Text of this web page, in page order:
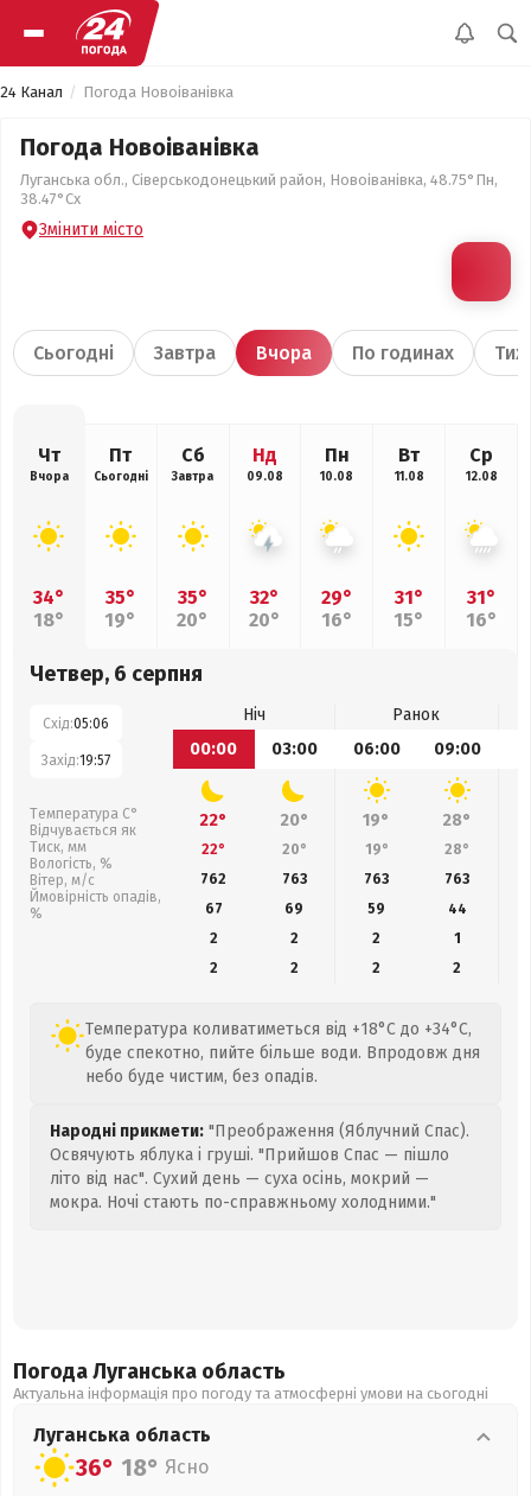
24 Канал Погода Новоіванівка
Погода Новоіванівка
Луганська обл., Сіверськодонецький район, Новоіванівка, 48.75°Пн,
38.47°Сх
Змінити місто
Сьогодні Завтра Вчора По годинах
Чт
Вчора
34°
18°
Пт
Сьогодні
35°
19°
Сб
Завтра
35°
20°
Нд
09.08
32°
20°
Пн
10.08
29°
16°
Вт
11.08
31°
15°
Ср
12.08
31°
16°
Четвер, 6 серпня
Схід:05:06
Захід:19:57
Температура С°
Відчувається як
Тиск, мм
Вологість, %
Вітер, м/с
Ймовірність опадів,
%
Ніч
Ранок
00:00
03:00 06:00 09:00
22° 20° 19° 28°
22° 20° 19° 28°
762
763 763 763
67
69 59
44
2
2 2
1
2
2 2 2
Температура коливатиметься від +18°C до +34°C,
буде спекотно, пийте більше води. Впродовж дня
небо буде чистим, без опадів.
Народні прикмети: "Преображення (Яблучний Спас).
Освячують яблука і груші. "Прийшов Спас — пішло
літо від нас". Сухий день — суха осінь, мокрий —
мокра. Ночі стають по-справжньому холодними."
Погода Луганська область
Актуальна інформація про погоду та атмосферні умови на сьогодні
Луганська область
36° 18° Ясно